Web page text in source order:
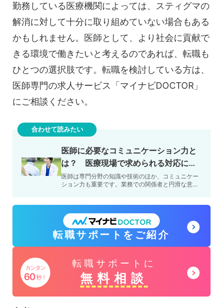
勤務している医療機関によっては、スティグマの
解消に対して十分に取り組めていない場合もある
かもしれません。医師として、より社会に貢献で
きる環境で働きたいと考えるのであれば、転職も
ひとつの選択肢です。転職を検討している方は、
医師専門の求人サービス「マイナビDOCTOR」
にご相談ください。
合わせて読みたい
医師に必要なコミュニケーション力と
は？ 医療現場で求められる対応につ
いて解説
医師は専門分野の知識や技術のほか、コミュニケー
ション力も重要です。業務での関係者と円滑な意思
転職サポートをご紹介
グ
ル
プ
リ
ン
カンタン
60秒！
転職サポートに
無料相談
グ
ル
ー